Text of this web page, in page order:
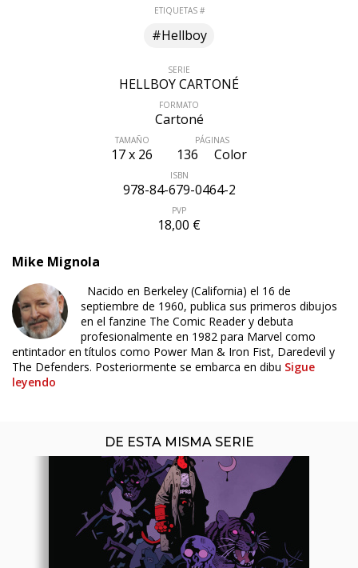
ETIQUETAS #
#Hellboy
SERIE
HELLBOY CARTONÉ
FORMATO
Cartoné
TAMAÑO
17 x 26
PÁGINAS
136 Color
ISBN
978-84-679-0464-2
PVP
18,00 €
Mike Mignola
Nacido en Berkeley (California) el 16 de
septiembre de 1960, publica sus primeros dibujos
en el fanzine The Comic Reader y debuta
profesionalmente en 1982 para Marvel como
entintador en títulos como Power Man & Iron Fist, Daredevil y
The Defenders. Posteriormente se embarca en dibu Sigue
leyendo
DE ESTA MISMA SERIE